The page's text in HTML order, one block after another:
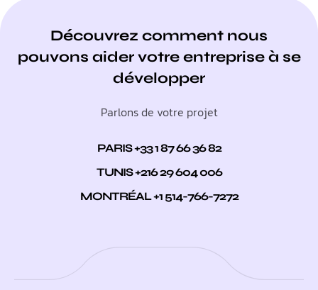
Découvrez comment nous
pouvons aider votre entreprise à se
développer
Parlons de votre projet
PARIS +33 1 87 66 36 82
TUNIS +216 29 604 006
MONTRÉAL +1 514-766-7272